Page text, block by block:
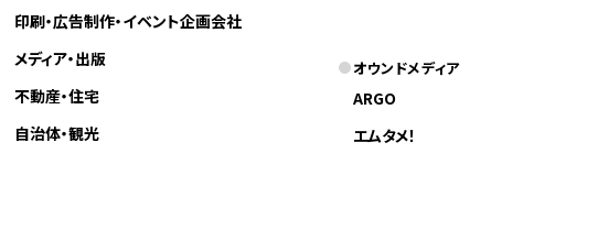
印刷・広告制作・イベント企画会社
メディア・出版
不動産・住宅
自治体・観光
オウンドメディア
ARGO
エムタメ！